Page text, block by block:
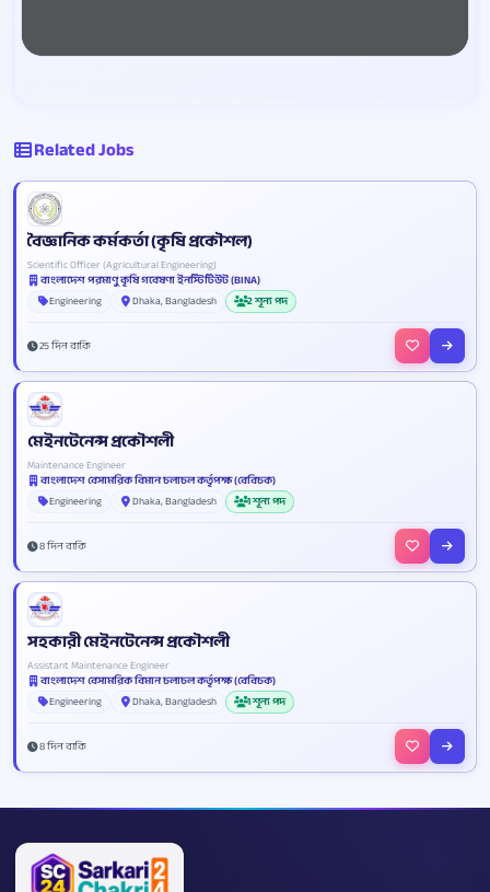
Related Jobs
বৈজ্ঞানিক কর্মকর্তা (কৃষি প্রকৌশল)
Scientific Officer (Agricultural Engineering)
বাংলাদেশ পরমাণু কৃষি গবেষণা ইনস্টিটিউট (BINA)
Engineering
Dhaka, Bangladesh 2 শূন্য পদ
25 দিন বাকি
মেইনটেনেন্স প্রকৌশলী
Maintenance Engineer
বাংলাদেশ বেসামরিক বিমান চলাচল কর্তৃপক্ষ (বেবিচক)
Engineering
Dhaka, Bangladesh 1 শূন্য পদ
8 দিন বাকি
সহকারী মেইনটেনেন্স প্রকৌশলী
Assistant Maintenance Engineer
বাংলাদেশ বেসামরিক বিমান চলাচল কর্তৃপক্ষ (বেবিচক)
Engineering
Dhaka, Bangladesh 1 শূন্য পদ
8 দিন বাকি